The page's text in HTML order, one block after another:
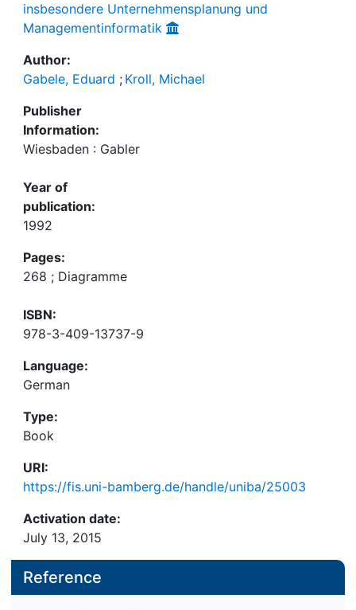
insbesondere Unternehmensplanung und
Managementinformatik
Author:
Gabele, Eduard ; Kroll, Michael
Publisher
Information:
Wiesbaden : Gabler
Year of
publication:
1992
Pages:
268 ; Diagramme
ISBN:
978-3-409-13737-9
Language:
German
Type:
Book
URI:
https://fis.uni-bamberg.de/handle/uniba/25003
Activation date:
July 13, 2015
Reference